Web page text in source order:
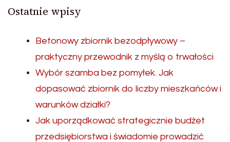
Ostatnie wpisy
Betonowy zbiornik bezodpływowy –
praktyczny przewodnik z myślą o trwałości
Wybór szamba bez pomyłek. Jak
dopasować zbiornik do liczby mieszkańców i
warunków działki?
Jak uporządkować strategicznie budżet
przedsiębiorstwa i świadomie prowadzić